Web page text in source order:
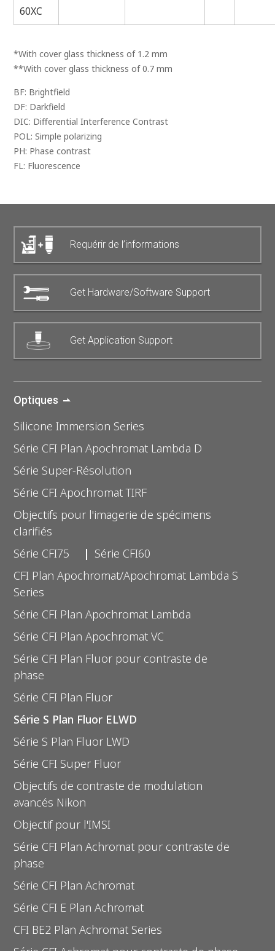
60XC
*With cover glass thickness of 1.2 mm
**With cover glass thickness of 0.7 mm
BF: Brightfield
DF: Darkfield
DIC: Differential Interference Contrast
POL: Simple polarizing
PH: Phase contrast
FL: Fluorescence
Requérir de l’informations
Get Hardware/Software Support
Get Application Support
Optiques
Silicone Immersion Series
Série CFI Plan Apochromat Lambda D
Série Super-Résolution
Série CFI Apochromat TIRF
Objectifs pour l'imagerie de spécimens
clarifiés
Série CFI75
Série CFI60
CFI Plan Apochromat/Apochromat Lambda S
Series
Série CFI Plan Apochromat Lambda
Série CFI Plan Apochromat VC
Série CFI Plan Fluor pour contraste de
phase
Série CFI Plan Fluor
Série S Plan Fluor ELWD
Série S Plan Fluor LWD
Série CFI Super Fluor
Objectifs de contraste de modulation
avancés Nikon
Objectif pour l'IMSI
Série CFI Plan Achromat pour contraste de
phase
Série CFI Plan Achromat
Série CFI E Plan Achromat
CFI BE2 Plan Achromat Series